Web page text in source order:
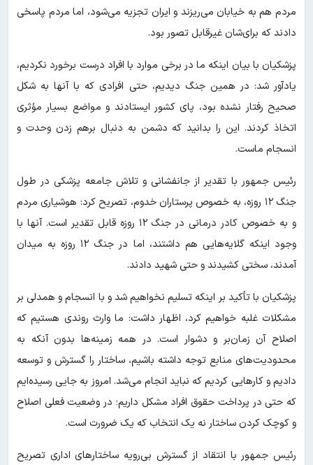
مردم هم به خیابان می‌ریزند و ایران تجزیه می‌شود، اما مردم پاسخی
دادند که برای‌شان غیرقابل تصور بود.
پزشکیان با بیان اینکه ما در برخی موارد با افراد درست برخورد نکردیم،
یادآور شد: در همین جنگ دیدیم، حتی افرادی که با آنها به شکل
صحیح رفتار نشده بود، پای کشور ایستادند و مواضع بسیار مؤثری
اتخاذ کردند. این را بدانید که دشمن به دنبال برهم زدن وحدت و
انسجام ماست.
رئیس جمهور با تقدیر از جانفشانی و تلاش جامعه پزشکی در طول
جنگ ۱۲ روزه، به خصوص پرستاران خدوم، تصریح کرد: هوشیاری مردم
و به خصوص کادر درمانی در جنگ ۱۲ روزه قابل تقدیر است. آنها با
وجود اینکه گلایه‌هایی هم داشتند، اما در جنگ ۱۲ روزه به میدان
آمدند، سختی کشیدند و حتی شهید دادند.
پزشکیان با تأکید بر اینکه تسلیم نخواهیم شد و با انسجام و همدلی بر
مشکلات غلبه خواهیم کرد، اظهار داشت: ما وارث روندی هستیم که
اصلاح آن زمان‌بر و دشوار است. در همه زمینه‌ها بدون آنکه به
محدودیت‌های منابع توجه داشته باشیم، ساختار را گسترش و توسعه
دادیم و کارهایی کردیم که نباید انجام می‌شد. امروز به جایی رسیده‌ایم
که حتی در پرداخت حقوق افراد مشکل داریم؛ در وضعیت فعلی اصلاح
و کوچک کردن ساختار نه یک انتخاب که یک ضرورت است.
رئیس جمهور با انتقاد از گسترش بی‌رویه ساختارهای اداری تصریح